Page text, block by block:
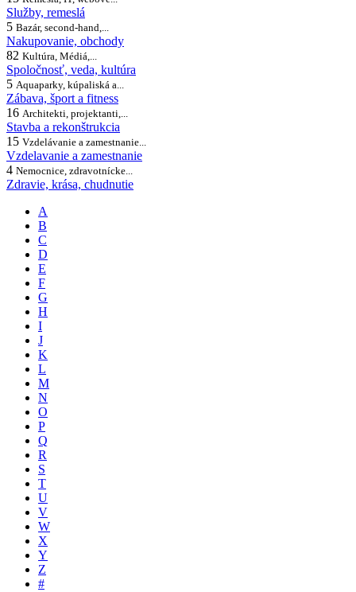
Služby, remeslá
5 Bazár, second-hand,...
Nakupovanie, obchody
82 Kultúra, Médiá,...
Spoločnosť, veda, kultúra
5 Aquaparky, kúpaliská a...
Zábava, šport a fitness
16 Architekti, projektanti,...
Stavba a rekonštrukcia
15 Vzdelávanie a zamestnanie...
Vzdelavanie a zamestnanie
4 Nemocnice, zdravotnícke...
Zdravie, krása, chudnutie
A
B
C
D
E
F
G
H
I
J
K
L
M
N
O
P
Q
R
S
T
U
V
W
X
Y
Z
#